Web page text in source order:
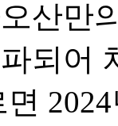
산만
되어